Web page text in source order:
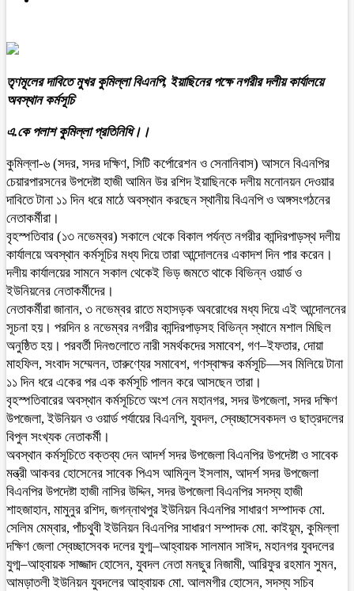
তৃণমূলের দাবিতে মুখর কুমিল্লা বিএনপি, ইয়াছিনের পক্ষে নগরীর দলীয় কার্যালয়ে
অবস্থান কর্মসূচি
এ.কে পলাশ কুমিল্লা প্রতিনিধি।।
কুমিল্লা-৬ (সদর, সদর দক্ষিণ, সিটি কর্পোরেশন ও সেনানিবাস) আসনে বিএনপির
চেয়ারপারসনের উপদেষ্টা হাজী আমিন উর রশিদ ইয়াছিনকে দলীয় মনোনয়ন দেওয়ার
দাবিতে টানা ১১ দিন ধরে মাঠে অবস্থান করছেন স্থানীয় বিএনপি ও অঙ্গসংগঠনের
নেতাকর্মীরা।
বৃহস্পতিবার (১৩ নভেম্বর) সকালে থেকে বিকাল পর্যন্ত নগরীর কান্দিরপাড়স্থ দলীয়
কার্যালয়ে অবস্থান কর্মসূচির মধ্য দিয়ে তারা আন্দোলনের একাদশ দিন পার করেন।
দলীয় কার্যালয়ের সামনে সকাল থেকেই ভিড় জমতে থাকে বিভিন্ন ওয়ার্ড ও
ইউনিয়নের নেতাকর্মীদের।
নেতাকর্মীরা জানান, ৩ নভেম্বর রাতে মহাসড়ক অবরোধের মধ্য দিয়ে এই আন্দোলনের
সূচনা হয়। পরদিন ৪ নভেম্বর নগরীর কান্দিরপাড়সহ বিভিন্ন স্থানে মশাল মিছিল
অনুষ্ঠিত হয়। পরবর্তী দিনগুলোতে নারী সমর্থকদের সমাবেশ, গণ–ইফতার, দোয়া
মাহফিল, সংবাদ সম্মেলন, তারুণ্যের সমাবেশ, গণস্বাক্ষর কর্মসূচি—সব মিলিয়ে টানা
১১ দিন ধরে একের পর এক কর্মসূচি পালন করে আসছেন তারা।
বৃহস্পতিবারের অবস্থান কর্মসূচিতে অংশ নেন মহানগর, সদর উপজেলা, সদর দক্ষিণ
উপজেলা, ইউনিয়ন ও ওয়ার্ড পর্যায়ের বিএনপি, যুবদল, স্বেচ্ছাসেবকদল ও ছাত্রদলের
বিপুল সংখ্যক নেতাকর্মী।
অবস্থান কর্মসূচিতে বক্তব্য দেন আদর্শ সদর উপজেলা বিএনপির উপদেষ্টা ও সাবেক
মন্ত্রী আকবর হোসেনের সাবেক পিএস আমিনুল ইসলাম, আদর্শ সদর উপজেলা
বিএনপির উপদেষ্টা হাজী নাসির উদ্দিন, সদর উপজেলা বিএনপির সদস্য হাজী
শাহজাহান, মামুনুর রশিদ, জগন্নাথপুর ইউনিয়ন বিএনপির সাধারণ সম্পাদক মো.
সেলিম মেম্বার, পাঁচথুবী ইউনিয়ন বিএনপির সাধারণ সম্পাদক মো. কাইয়ূম, কুমিল্লা
দক্ষিণ জেলা স্বেচ্ছাসেবক দলের যুগ্ম–আহ্বায়ক সালমান সাঈদ, মহানগর যুবদলের
যুগ্ম–আহ্বায়ক সাজ্জাদ হোসেন, যুবদল নেতা মনছুর নিজামী, আরিফুর রহমান সুমন,
আমড়াতলী ইউনিয়ন যুবদলের আহ্বায়ক মো. আলমগীর হোসেন, সদস্য সচিব